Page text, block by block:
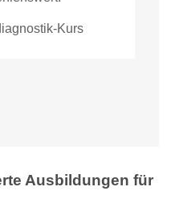
Kurs
Ausbildungen für